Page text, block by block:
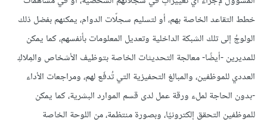
خطط التقاعد الخاصة بهم، أو لتسليم سجلّات الدوام، يمكنهم بفضل ذلك
الولوجُ إلى تلك الشبكة الداخلية وتعديل المعلومات بأنفسهم، كما يمكن
للمديرين -أيضًا- معالجة التحديثات الخاصة بتوظيف الأشخاص والمِلاكِ
العددي للموظفين، والمبالغ التحفيزية التي تُدفَع لهم، ومراجعات الأداء
-بدون الحاجة لملء ورقة عمل لدى قسم الموارد البشرية، كما يمكن
للموظفين التحقق إلكترونيًا، وبصورة منتظمة، من اللوحة الخاصة